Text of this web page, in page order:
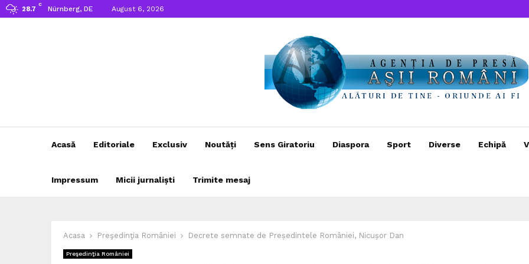
28.7
C
Nürnberg, DE August 6, 2026
Acasă Editoriale Exclusiv Noutăți Sens Giratoriu Diaspora Sport Diverse Echipă
Impressum Micii jurnaliști Trimite mesaj
Acasa Preşedinţia României Decrete semnate de Președintele României, Nicușor Dan
Preşedinţia României